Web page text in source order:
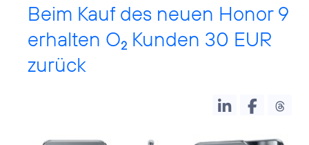
Beim Kauf des neuen Honor 9
erhalten O2 Kunden 30 EUR
zurück